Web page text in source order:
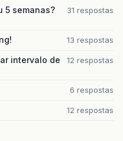
5 semanas?
31 respostas
13 respostas
intervalo de
12 respostas
6 respostas
12 respostas